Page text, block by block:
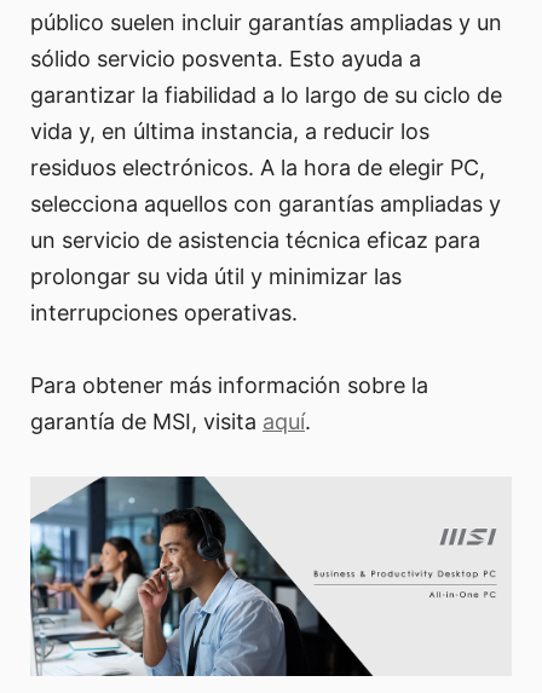
público suelen incluir garantías ampliadas y un
sólido servicio posventa. Esto ayuda a
garantizar la fiabilidad a lo largo de su ciclo de
vida y, en última instancia, a reducir los
residuos electrónicos. A la hora de elegir PC,
selecciona aquellos con garantías ampliadas y
un servicio de asistencia técnica eficaz para
prolongar su vida útil y minimizar las
interrupciones operativas.
Para obtener más información sobre la
garantía de MSI, visita aquí.